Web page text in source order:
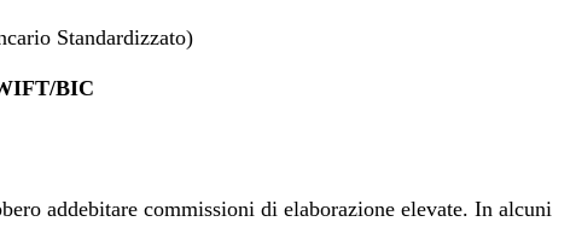
Standardizzato)
BIC
addebitare commissioni di elaborazione elevate. In alcuni